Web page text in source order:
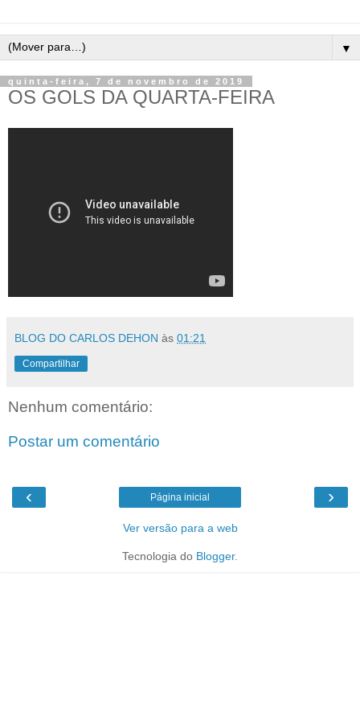
▼
quinta-feira, 7 de novembro de 2019
OS GOLS DA QUARTA-FEIRA
BLOG DO CARLOS DEHON às 01:21
Compartilhar
Nenhum comentário:
Postar um comentário
‹ ›
Página inicial
Ver versão para a web
Tecnologia do Blogger.